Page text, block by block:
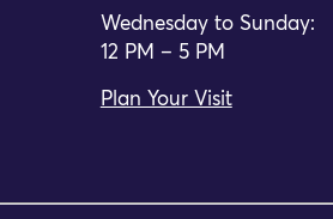
Wednesday to Sunday:
12 PM – 5 PM
Plan Your Visit